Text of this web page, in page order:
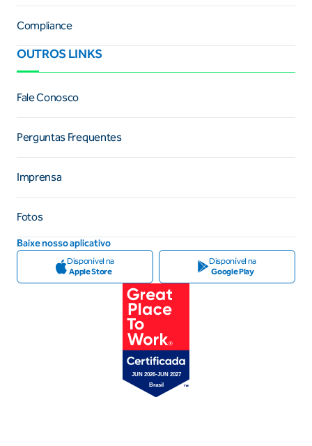
Compliance
OUTROS LINKS
Fale Conosco
Perguntas Frequentes
Imprensa
Fotos
Baixe nosso aplicativo
Disponível na
Apple Store
Disponível na
Google Play